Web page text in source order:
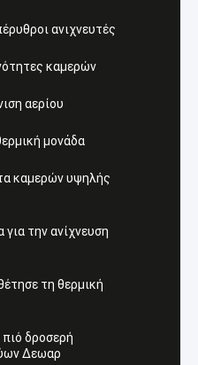
ανιχνευτές
καμερών
αερίου
μονάδα
καμερών υψηλής
την ανίχνευση
τη θερμική
δροσερή
Δεωαρ